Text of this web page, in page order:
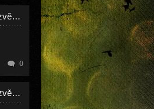
Redaktorské ozvěny - duben 2026
0
Redaktorské ozvěny - březen 2026